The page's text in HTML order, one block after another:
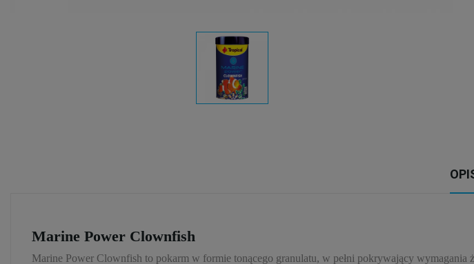
Marine Power Clownfish
Marine Power Clownfish to pokarm w formie tonącego granulatu, w pełni pokrywający